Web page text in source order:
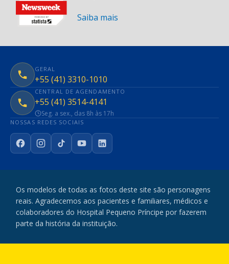
Saiba mais
GERAL
+55 (41) 3310-1010
CENTRAL DE AGENDAMENTO
+55 (41) 3514-4141
Seg. a sex., das 8h às 17h
NOSSAS REDES SOCIAIS
FacebookInstagram
TikTokYouTubeLinkedIn
Os modelos de todas as fotos deste site são personagens
reais. Agradecemos aos pacientes e familiares, médicos e
colaboradores do Hospital Pequeno Príncipe por fazerem
parte da história da instituição.